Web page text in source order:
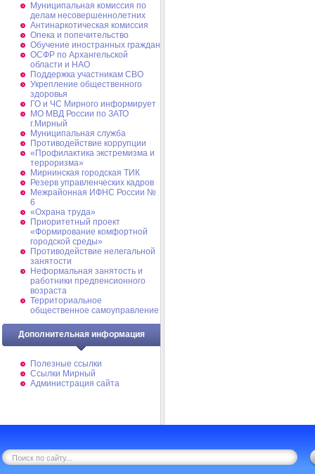
Муниципальная комиссия по
делам несовершеннолетних
Антинаркотическая комиссия
Опека и попечительство
Обучение иностранных граждан
ОСФР по Архангельской
области и НАО
Поддержка участникам СВО
Укрепление общественного
здоровья
ГО и ЧС Мирного информирует
МО МВД России по ЗАТО
г.Мирный
Муниципальная cлужба
Противодействие коррупции
«Профилактика экстремизма и
терроризма»
Мирнинская городская ТИК
Резерв управленческих кадров
Межрайонная ИФНС России №
6
«Охрана труда»
Приоритетный проект
«Формирование комфортной
городской среды»
Противодействие нелегальной
занятости
Неформальная занятость и
работники предпенсионного
возраста
Территориальное
общественное самоуправление
Дополнительная информация
Полезные ссылки
Ссылки Мирный
Администрация сайта